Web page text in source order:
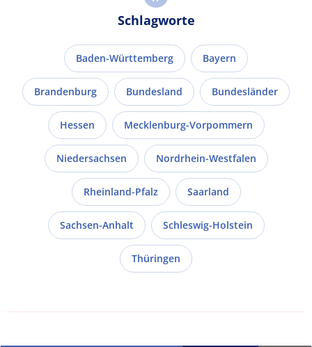
Schlagworte
Baden-Württemberg Bayern
Brandenburg Bundesland Bundesländer
Hessen Mecklenburg-Vorpommern
Niedersachsen Nordrhein-Westfalen
Rheinland-Pfalz Saarland
Sachsen-Anhalt Schleswig-Holstein
Thüringen